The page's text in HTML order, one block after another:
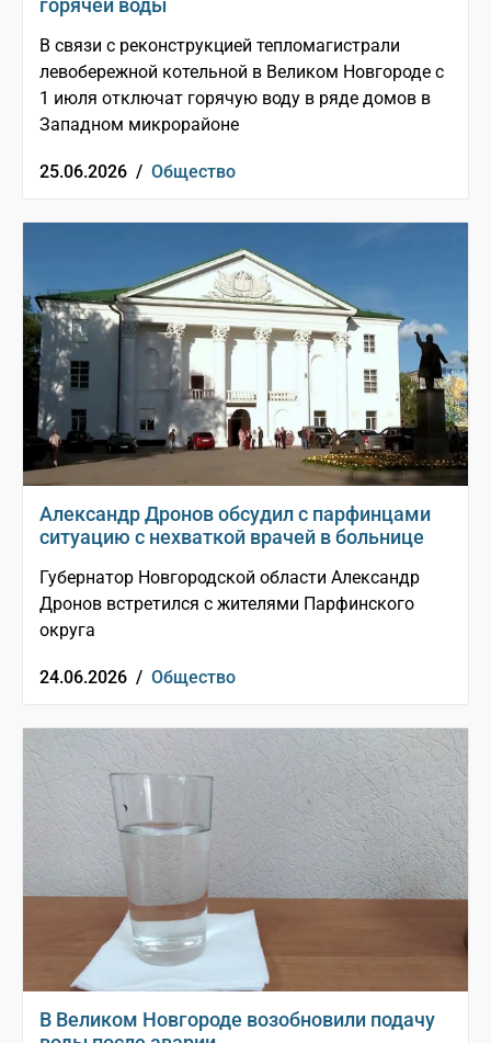
горячей воды
В связи с реконструкцией тепломагистрали
левобережной котельной в Великом Новгороде с
1 июля отключат горячую воду в ряде домов в
Западном микрорайоне
25.06.2026 / Общество
Александр Дронов обсудил с парфинцами
ситуацию с нехваткой врачей в больнице
Губернатор Новгородской области Александр
Дронов встретился с жителями Парфинского
округа
24.06.2026 / Общество
В Великом Новгороде возобновили подачу